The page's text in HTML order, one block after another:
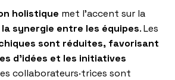
holistique met l’accent sur la
synergie entre les équipes. Les
sont réduites, favorisant
d’idées et les initiatives
collaborateurs·trices sont